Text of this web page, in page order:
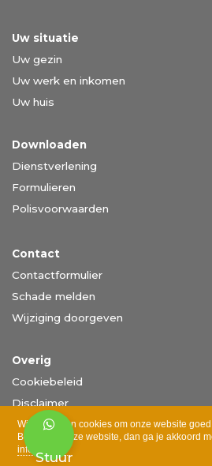
Wij gebruiken cookies om onze website
Bezoek je onze website, dan ga je akkoord
informatie >
Stuur
Uw situatie
Uw gezin
Uw werk en inkomen
Uw huis
Downloaden
Dienstverlening
Formulieren
Polisvoorwaarden
Contact
Contactformulier
Schade melden
Wijziging doorgeven
Overig
Cookiebeleid
Disclaimer
Privacy